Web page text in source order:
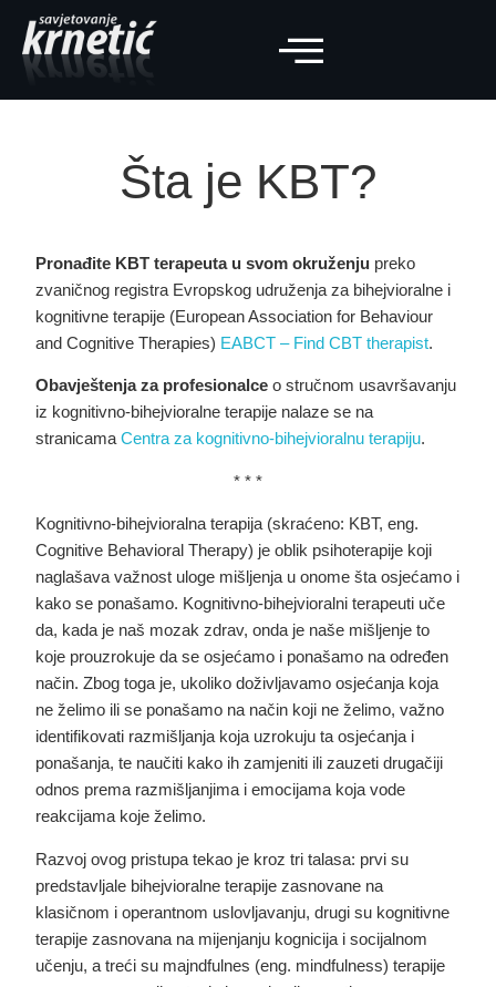
Šta je KBT?
Pronađite KBT terapeuta u svom okruženju preko
zvaničnog registra Evropskog udruženja za bihejvioralne i
kognitivne terapije (European Association for Behaviour
and Cognitive Therapies) EABCT – Find CBT therapist.
Obavještenja za profesionalce o stručnom usavršavanju
iz kognitivno-bihejvioralne terapije nalaze se na
stranicamaCentra za kognitivno-bihejvioralnu terapiju.
* * *
Kognitivno-bihejvioralna terapija (skraćeno: KBT, eng.
Cognitive Behavioral Therapy) je oblik psihoterapije koji
naglašava važnost uloge mišljenja u onome šta osjećamo i
kako se ponašamo. Kognitivno-bihejvioralni terapeuti uče
da, kada je naš mozak zdrav, onda je naše mišljenje to
koje prouzrokuje da se osjećamo i ponašamo na određen
način. Zbog toga je, ukoliko doživljavamo osjećanja koja
ne želimo ili se ponašamo na način koji ne želimo, važno
identifikovati razmišljanja koja uzrokuju ta osjećanja i
ponašanja, te naučiti kako ih zamjeniti ili zauzeti drugačiji
odnos prema razmišljanjima i emocijama koja vode
reakcijama koje želimo.
Razvoj ovog pristupa tekao je kroz tri talasa: prvi su
predstavljale bihejvioralne terapije zasnovane na
klasičnom i operantnom uslovljavanju, drugi su kognitivne
terapije zasnovana na mijenjanju kognicija i socijalnom
učenju, a treći su majndfulnes (eng. mindfulness) terapije